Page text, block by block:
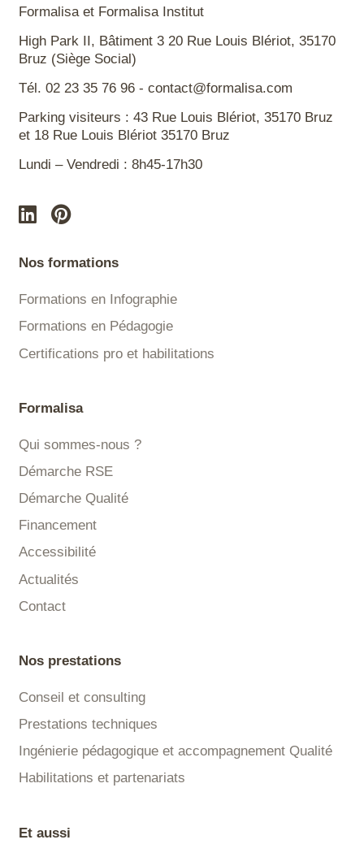
Formalisa et Formalisa Institut
High Park II, Bâtiment 3 20 Rue Louis Blériot, 35170
Bruz (Siège Social)
Tél. 02 23 35 76 96 - contact@formalisa.com
Parking visiteurs : 43 Rue Louis Blériot, 35170 Bruz
et 18 Rue Louis Blériot 35170 Bruz
Lundi – Vendredi : 8h45-17h30
Nos formations
Formations en Infographie
Formations en Pédagogie
Certifications pro et habilitations
Formalisa
Qui sommes-nous ?
Démarche RSE
Démarche Qualité
Financement
Accessibilité
Actualités
Contact
Nos prestations
Conseil et consulting
Prestations techniques
Ingénierie pédagogique et accompagnement Qualité
Habilitations et partenariats
Et aussi